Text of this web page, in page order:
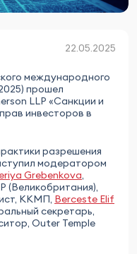
22.05.2025
международного
прошел
LLP «Санкции и
инвесторов в
разрешения
модератором
Grebenkova,
(Великобритания),
ККМП, Berceste Elif
секретарь,
Outer Temple